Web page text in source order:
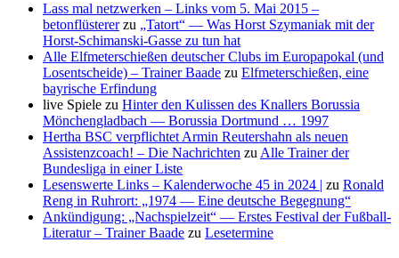
Lass mal netzwerken – Links vom 5. Mai 2015 –
betonflüstererzu „Tatort“ — Was Horst Szymaniak mit der
Horst-Schimanski-Gasse zu tun hat
Alle Elfmeterschießen deutscher Clubs im Europapokal (und
Losentscheide) – Trainer Baade zu Elfmeterschießen, eine
bayrische Erfindung
live Spiele zu Hinter den Kulissen des Knallers Borussia
Mönchengladbach — Borussia Dortmund … 1997
Hertha BSC verpflichtet Armin Reutershahn als neuen
Assistenzcoach! – Die Nachrichten zu Alle Trainer der
Bundesliga in einer Liste
Lesenswerte Links – Kalenderwoche 45 in 2024 | zu Ronald
Reng in Ruhrort: „1974 — Eine deutsche Begegnung“
Ankündigung: „Nachspielzeit“ — Erstes Festival der Fußball-
Literatur – Trainer Baade zu Lesetermine